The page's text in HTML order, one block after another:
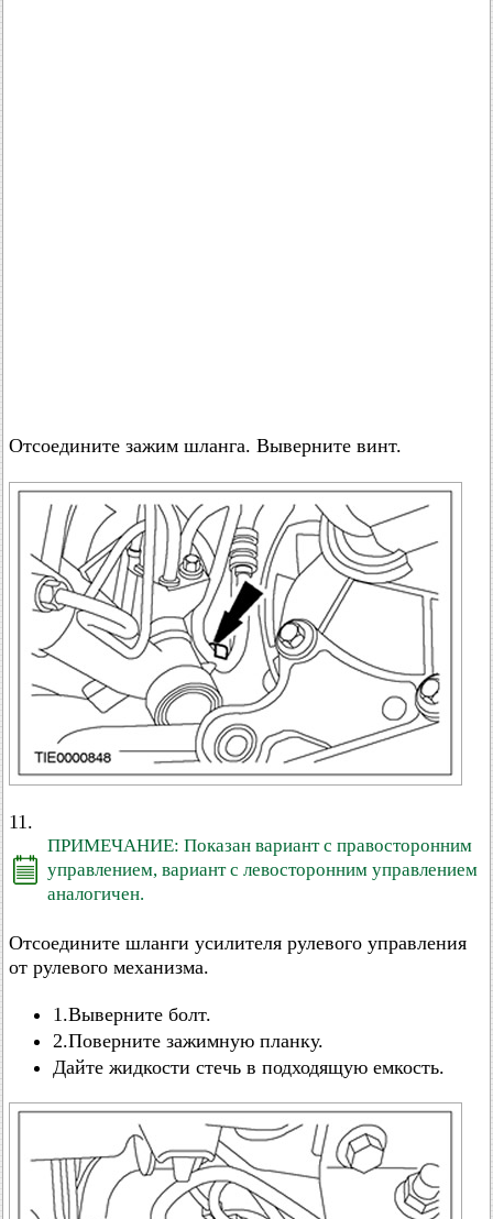
Отсоедините зажим шланга. Выверните винт.
11.
ПРИМЕЧАНИЕ: Показан вариант с правосторонним
управлением, вариант с левосторонним управлением
аналогичен.
Отсоедините шланги усилителя рулевого управления
от рулевого механизма.
1.Выверните болт.
2.Поверните зажимную планку.
Дайте жидкости стечь в подходящую емкость.